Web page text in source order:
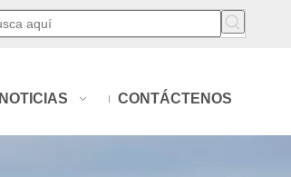
NOTICIAS CONTÁCTENOS